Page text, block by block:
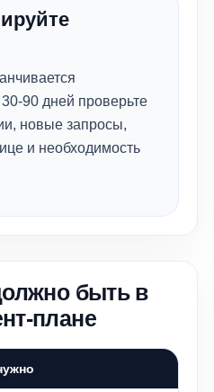
90 дней проверьте
новые запросы,
и необходимость
быть в
плане